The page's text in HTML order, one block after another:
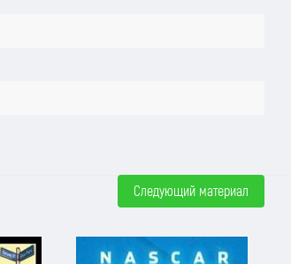
Следующий материал